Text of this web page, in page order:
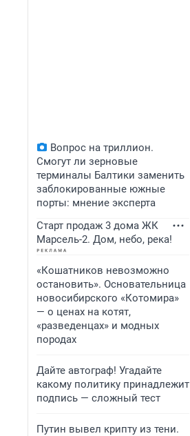
Вопрос на триллион.
Смогут ли зерновые
терминалы Балтики заменить
заблокированные южные
порты: мнение эксперта
Старт продаж 3 дома ЖК
Марсель-2. Дом, небо, река!
«Кошатников невозможно
остановить». Основательница
новосибирского «Котомира»
— о ценах на котят,
«разведенцах» и модных
породах
Дайте автограф! Угадайте
какому политику принадлежит
подпись — сложный тест
Путин вывел крипту из тени.